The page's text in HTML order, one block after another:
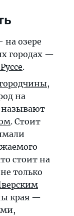
на озере
городах —
.
,
на
называют
. Стоит
стоит на
только
края —